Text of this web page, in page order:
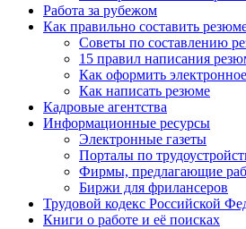
Работа за рубежом
Как правильно составить
Советы по составлению
15 правил написания
Как оформить
Как написать резюме
Кадровые агентства
Информационные ресурсы
Электронные газеты
Порталы по
Фирмы, предлагающие
Биржи для фрилансеров
Трудовой кодекс Российской
Книги о работе и её поисках